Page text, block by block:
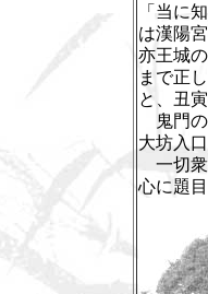
「当に
は漢陽
亦王城
まで正
と、丑
鬼門の
大坊入
一切衆
心に題